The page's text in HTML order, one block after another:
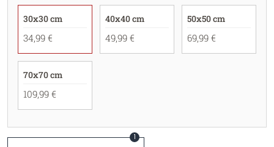
30x30 cm
34,99 €
40x40 cm
49,99 €
50x50 cm
69,99 €
70x70 cm
109,99 €
1